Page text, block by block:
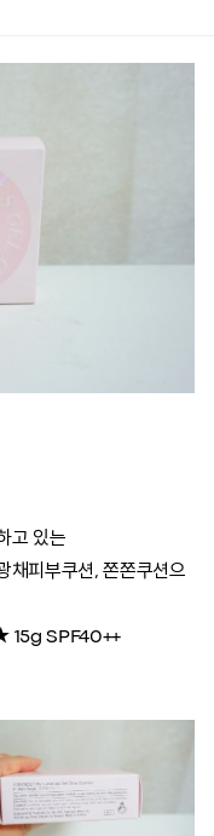
고 있는
채피부쿠션, 쫀쫀쿠션으
15g SPF40++